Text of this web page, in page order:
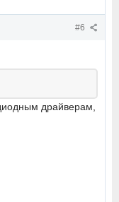
#6
драйверам,